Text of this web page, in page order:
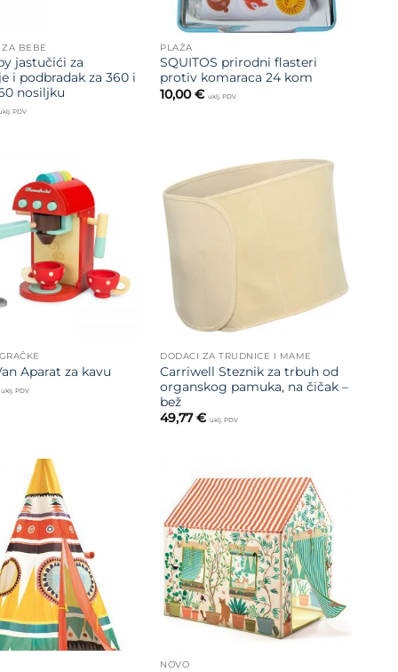
ZA BEBE
jastučići za
i podbradak za 360 i
nosiljku
PDV
PLAŽA
SQUITOS prirodni flasteri
protiv komaraca 24 kom
10,00€ uklj. PDV
Dodajte
na listu
želja
Aparat za kavu
uklj. PDV
Dodajte
na listu
DODACI ZA TRUDNICE I MAME
Carriwell Steznik za trbuh od
organskog pamuka, na čičak –
bež
49,77€ uklj. PDV
Dodajte
na listu
želja
NOVO